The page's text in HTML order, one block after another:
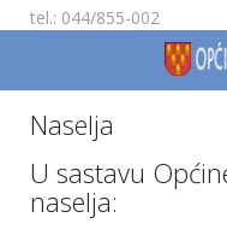
tel.: 044/855-002
Naselja
U sastavu
naselja: